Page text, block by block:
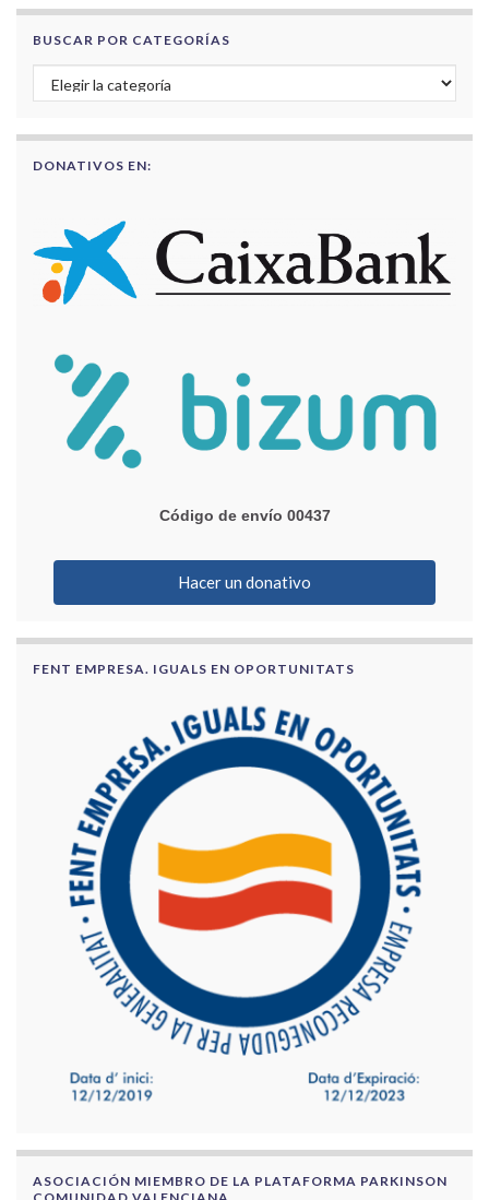
BUSCAR POR CATEGORÍAS
Buscar por categorías
DONATIVOS EN:
Código de envío 00437
Hacer un donativo
FENT EMPRESA. IGUALS EN OPORTUNITATS
ASOCIACIÓN MIEMBRO DE LA PLATAFORMA PARKINSON